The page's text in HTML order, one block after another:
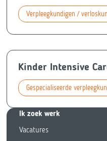
Verpleegkundigen /
Kinder Intensive
Gespecialiseerde
Ik zoek werk
Vacatures